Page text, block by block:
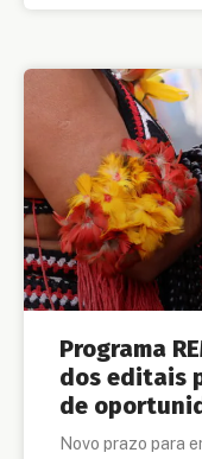
Programa
dos editais
de
Novo prazo para